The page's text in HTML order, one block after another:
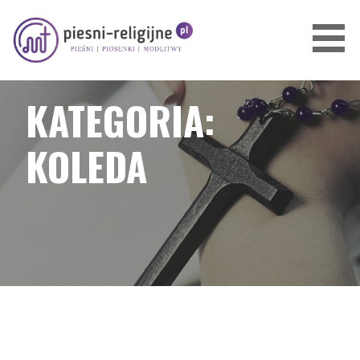
treści
PIOSENKI I PIEŚNI RELIGIJNE
KATEGORIA:
KOLEDA